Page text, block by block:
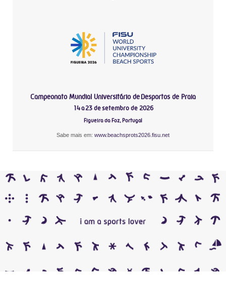
Campeonato Mundial Universitário de Desportos de Praia
14 a 23 de setembro de 2026
Figueira da Foz, Portugal
Sabe mais em: www.beachsprots2026.fisu.net